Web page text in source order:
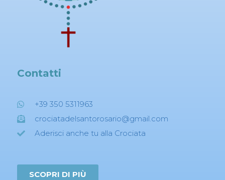
Contatti
+39 350 5311963
crociatadelsantorosario@gmail.com
Aderisci anche tu alla Crociata
SCOPRI DI PIÙ